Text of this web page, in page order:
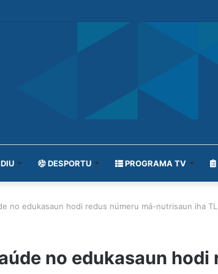
DESPORTU PROGRAMA TV
no edukasaun hodi redus númeru má-nutrisaun iha TL
no edukasaun hodi